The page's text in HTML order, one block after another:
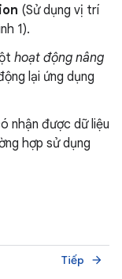
(Sử dụng vị trí
1).
hoạt động nâng
lại ứng dụng
nhận được dữ liệu
hợp sử dụng
Tiếp arrow_forward